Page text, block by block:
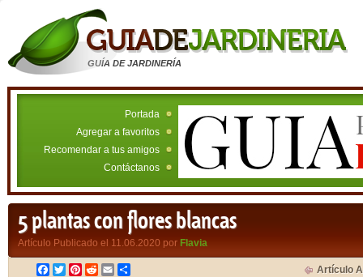
GUÍA DE JARDINERÍA
Portada
Agregar a favoritos
Recomendar a tus amigos
Contáctanos
5 plantas con flores blancas
Artículo Publicado el 11.06.2020 por Flavia
Facebook
TwitterPinterest
RedditEmail Artículo